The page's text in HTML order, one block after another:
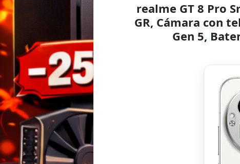
realme GT 8 Pro
GR, Cámara con
Gen 5,